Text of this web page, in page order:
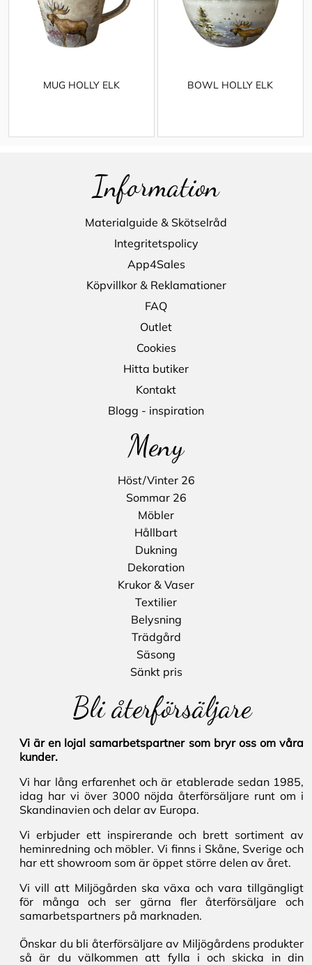
MUG HOLLY ELK BOWL HOLLY ELK
Information
Materialguide & Skötselråd
Integritetspolicy
App4Sales
Köpvillkor & Reklamationer
FAQ
Outlet
Cookies
Hitta butiker
Kontakt
Blogg - inspiration
Meny
Höst/Vinter 26
Sommar 26
Möbler
Hållbart
Dukning
Dekoration
Krukor & Vaser
Textilier
Belysning
Trädgård
Säsong
Sänkt pris
Bli återförsäljare
Vi är en lojal samarbetspartner som bryr oss om våra
kunder.
Vi har lång erfarenhet och är etablerade sedan 1985,
idag har vi över 3000 nöjda återförsäljare runt om i
Skandinavien och delar av Europa.
Vi erbjuder ett inspirerande och brett sortiment av
heminredning och möbler. Vi finns i Skåne, Sverige och
har ett showroom som är öppet större delen av året.
Vi vill att Miljögården ska växa och vara tillgängligt
för många och ser gärna fler återförsäljare och
samarbetspartners på marknaden.
Önskar du bli återförsäljare av Miljögårdens produkter
så är du välkommen att fylla i och skicka in din